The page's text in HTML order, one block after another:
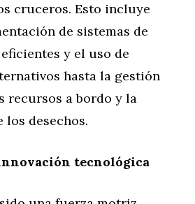
cruceros. Esto incluye
de sistemas de
y el uso de
hasta la gestión
recursos a bordo y la
desechos.
tecnológica